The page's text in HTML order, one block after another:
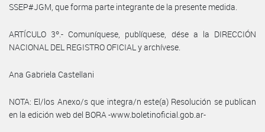
SSEP#JGM, que forma parte integrante de la presente medida.
ARTÍCULO 3º.- Comuníquese, publíquese, dése a la DIRECCIÓN
NACIONAL DEL REGISTRO OFICIAL y archívese.
Ana Gabriela Castellani
NOTA: El/los Anexo/s que integra/n este(a) Resolución se publican
en la edición web del BORA -www.boletinoficial.gob.ar-